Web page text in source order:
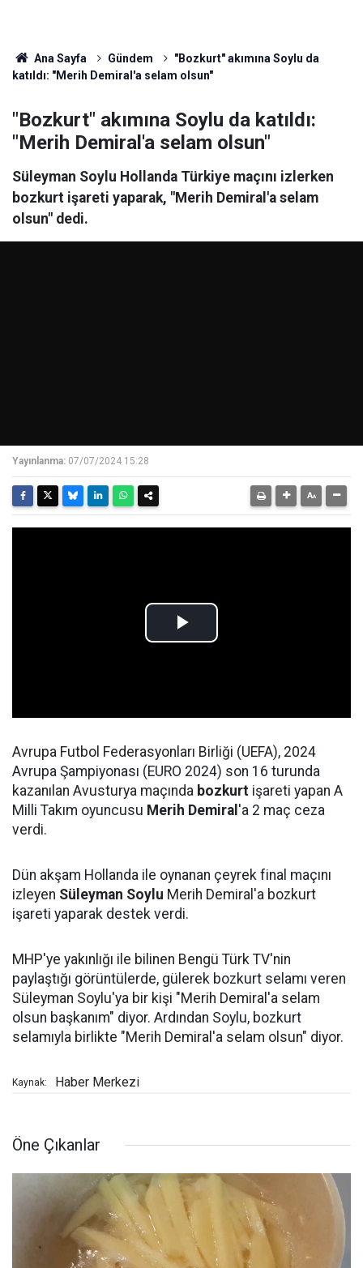
Ana Sayfa Gündem
"Bozkurt" akımına Soylu da
katıldı: "Merih Demiral'a selam olsun"
"Bozkurt" akımına Soylu da katıldı:
"Merih Demiral'a selam olsun"
Süleyman Soylu Hollanda Türkiye maçını izlerken
bozkurt işareti yaparak, "Merih Demiral'a selam
olsun" dedi.
Yayınlanma: 07/07/2024 15:28
Avrupa Futbol Federasyonları Birliği (UEFA), 2024
Avrupa Şampiyonası (EURO 2024) son 16 turunda
kazanılan Avusturya maçında bozkurt işareti yapan A
Milli Takım oyuncusu Merih Demiral 'a 2 maç ceza
verdi.
Dün akşam Hollanda ile oynanan çeyrek final maçını
izleyen Süleyman Soylu Merih Demiral'a bozkurt
işareti yaparak destek verdi.
MHP'ye yakınlığı ile bilinen Bengü Türk TV'nin
paylaştığı görüntülerde, gülerek bozkurt selamı veren
Süleyman Soylu'ya bir kişi "Merih Demiral'a selam
olsun başkanım" diyor. Ardından Soylu, bozkurt
selamıyla birlikte "Merih Demiral'a selam olsun" diyor.
Kaynak: Haber Merkezi
Öne Çıkanlar